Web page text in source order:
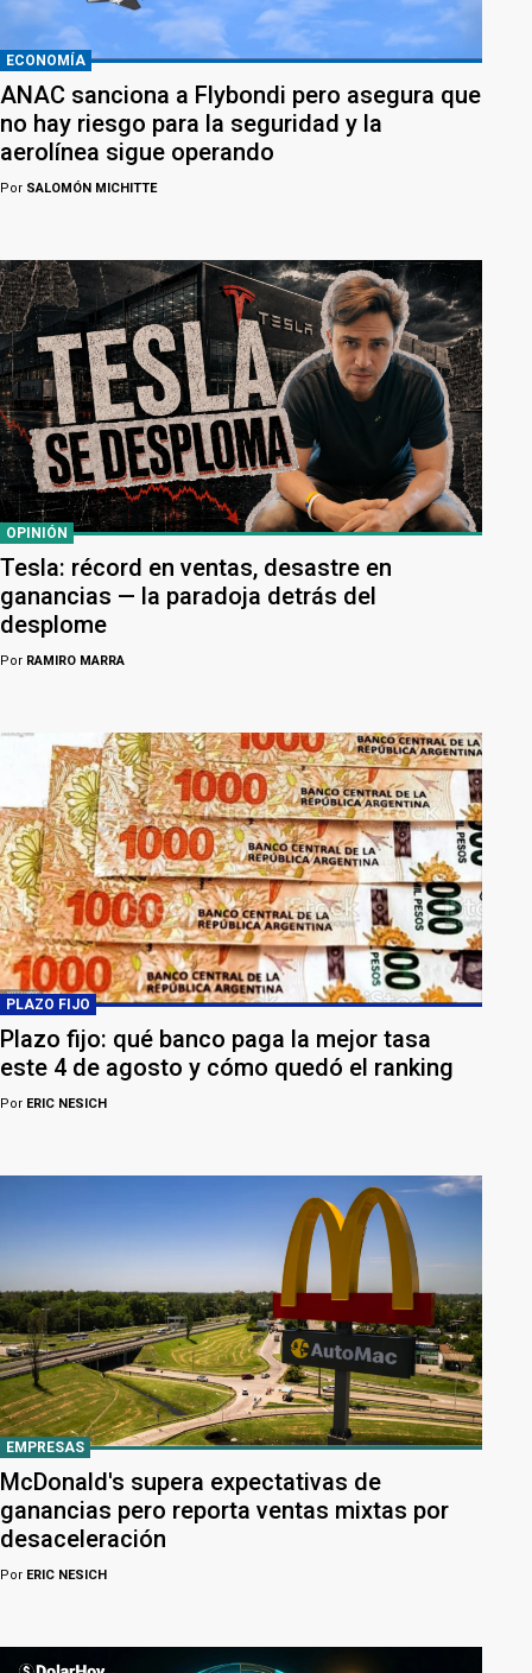
ECONOMÍA
ANAC sanciona a Flybondi pero asegura que
no hay riesgo para la seguridad y la
aerolínea sigue operando
Por SALOMÓN MICHITTE
OPINIÓN
Tesla: récord en ventas, desastre en
ganancias — la paradoja detrás del
desplome
Por RAMIRO MARRA
PLAZO FIJO
Plazo fijo: qué banco paga la mejor tasa
este 4 de agosto y cómo quedó el ranking
Por ERIC NESICH
EMPRESAS
McDonald's supera expectativas de
ganancias pero reporta ventas mixtas por
desaceleración
Por ERIC NESICH